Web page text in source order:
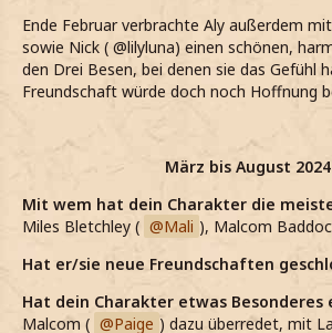
Ende Februar verbrachte Aly außerdem
sowie Nick ( @lilyluna) einen schönen,
den Drei Besen, bei denen sie das Gefühl
Freundschaft würde doch noch Hoffnung
März bis August 2024
Mit wem hat dein Charakter die
Miles Bletchley (
Mali ), Malcom
Hat er/sie neue Freundschaften
Hat dein Charakter etwas Besonderes
Malcom (
Paige ) dazu überredet, mit